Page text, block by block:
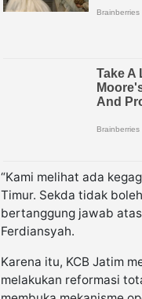
“Kami melihat ada
Timur. Sekda tidak
bertanggung jawab
Ferdiansyah.
Karena itu, KCB Jatim
melakukan reformasi